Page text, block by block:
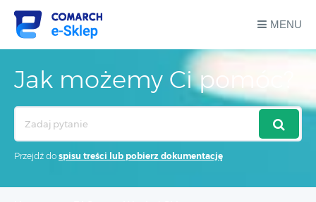
MENU
Jak możemy Ci pomóc?
Przejdź do spisu treści lub pobierz dokumentację